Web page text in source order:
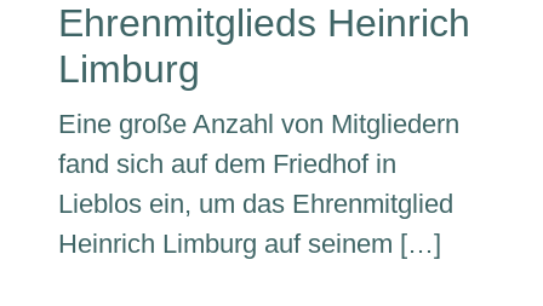
Ehrenmitglieds Heinrich
Limburg
Eine große Anzahl von Mitgliedern
fand sich auf dem Friedhof in
Lieblos ein, um das Ehrenmitglied
Heinrich Limburg auf seinem […]